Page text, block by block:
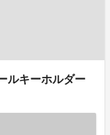
ルキーホルダー